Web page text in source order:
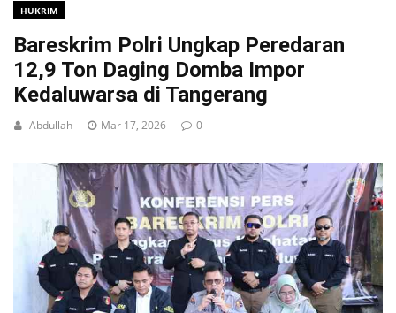
HUKRIM
Bareskrim Polri Ungkap Peredaran
12,9 Ton Daging Domba Impor
Kedaluwarsa di Tangerang
Abdullah Mar 17, 2026 0